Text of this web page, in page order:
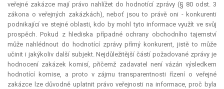
veřejné zakázce mají právo nahlížet do hodnotící zprávy (§ 80 odst. 3
zákona o veřejných zakázkách), neboť jsou to právě oni - konkurenti
podnikající ve stejné oblasti, kdo by mohl tyto informace využít ve svůj
prospěch. Pokud z hlediska případné ochrany obchodního tajemství
může nahlédnout do hodnotící zprávy přímý konkurent, jistě to může
učinit i jakýkoliv další subjekt. Nejdůležitější částí požadované zprávy je
hodnocení zakázek komisí, přičemž zadavatel není vázán výsledkem
hodnotící komise, a proto v zájmu transparentnosti řízení o veřejné
zakázce lze důvodně uplatnit právo veřejnosti na informace, proč byla